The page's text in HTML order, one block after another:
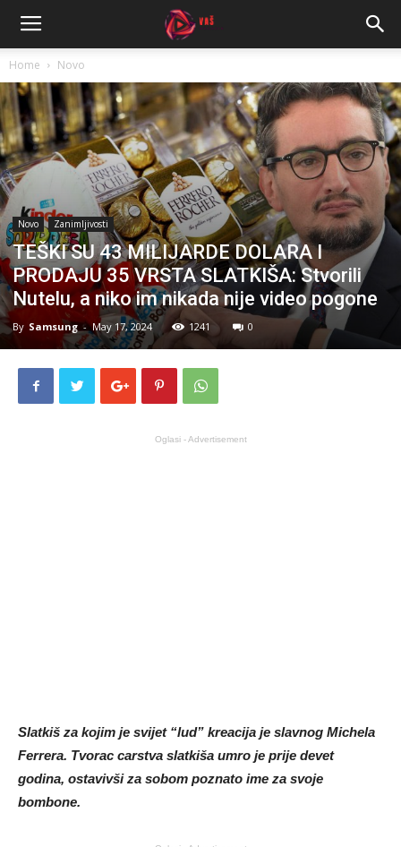
Home Novo
Novo Zanimljivosti
TEŠKI SU 43 MILIJARDE DOLARA I
PRODAJU 35 VRSTA SLATKIŠA: Stvorili
Nutelu, a niko im nikada nije video pogone
By Samsung - May 17, 2024 1241 0
Oglasi - Advertisement
Slatkiš za kojim je svijet “lud” kreacija je slavnog Michela
Ferrera. Tvorac carstva slatkiša umro je prije devet
godina, ostavivši za sobom poznato ime za svoje
bombone.